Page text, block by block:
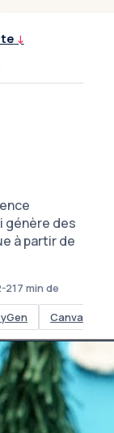
↓
génère des
à partir de
217 min de
Canva